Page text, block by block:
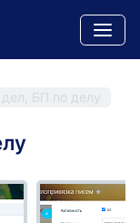
БП по делу